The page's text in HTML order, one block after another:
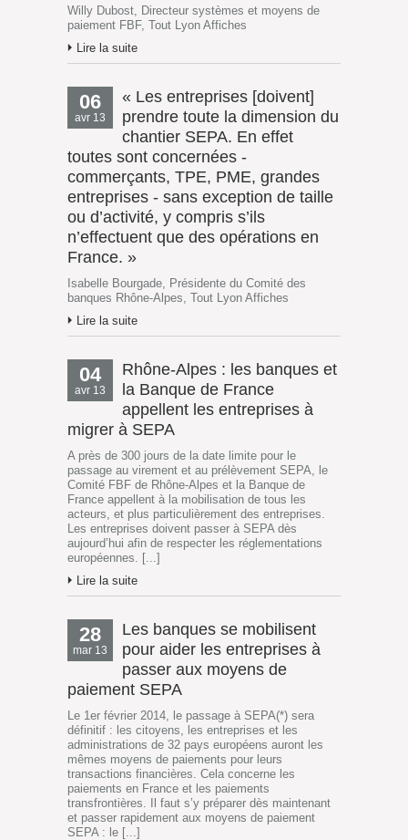
Willy Dubost, Directeur systèmes et moyens de
paiement FBF, Tout Lyon Affiches
Lire la suite
06
avr 13
« Les entreprises [doivent]
prendre toute la dimension du
chantier SEPA. En effet
toutes sont concernées -
commerçants, TPE, PME, grandes
entreprises - sans exception de taille
ou d’activité, y compris s’ils
n’effectuent que des opérations en
France. »
Isabelle Bourgade, Présidente du Comité des
banques Rhône-Alpes, Tout Lyon Affiches
Lire la suite
04
avr 13
Rhône-Alpes : les banques et
la Banque de France
appellent les entreprises à
migrer à SEPA
A près de 300 jours de la date limite pour le
passage au virement et au prélèvement SEPA, le
Comité FBF de Rhône-Alpes et la Banque de
France appellent à la mobilisation de tous les
acteurs, et plus particulièrement des entreprises.
Les entreprises doivent passer à SEPA dès
aujourd’hui afin de respecter les réglementations
européennes. [...]
Lire la suite
28
mar 13
Les banques se mobilisent
pour aider les entreprises à
passer aux moyens de
paiement SEPA
Le 1er février 2014, le passage à SEPA(*) sera
définitif : les citoyens, les entreprises et les
administrations de 32 pays européens auront les
mêmes moyens de paiements pour leurs
transactions financières. Cela concerne les
paiements en France et les paiements
transfrontières. Il faut s’y préparer dès maintenant
et passer rapidement aux moyens de paiement
SEPA : le [...]